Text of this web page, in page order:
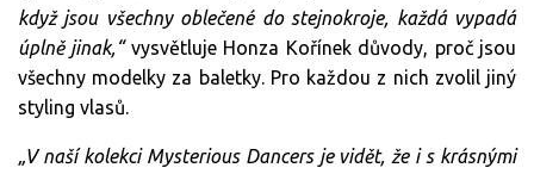
když jsou všechny oblečené do stejnokroje, každá vypadá
úplně jinak,“vysvětluje Honza Kořínek důvody, proč jsou
všechny modelky za baletky. Pro každou z nich zvolil jiný
styling vlasů.
„V naší kolekci Mysterious Dancers je vidět, že i s krásnými